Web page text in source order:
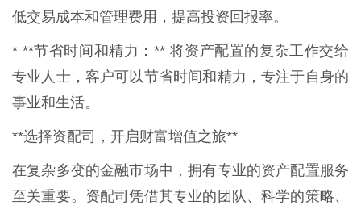
低交易成本和管理费用，提高投资回报率。
* **节省时间和精力：** 将资产配置的复杂工作交给
专业人士，客户可以节省时间和精力，专注于自身的
事业和生活。
**选择资配司，开启财富增值之旅**
在复杂多变的金融市场中，拥有专业的资产配置服务
至关重要。资配司凭借其专业的团队、科学的策略、